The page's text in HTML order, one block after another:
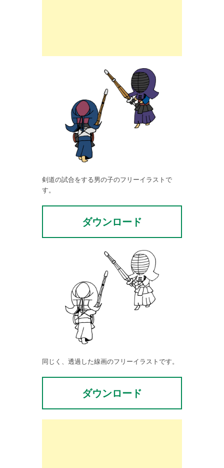
剣道の試合をする男の子のフリーイラストで
す。
ダウンロード
同じく、透過した線画のフリーイラストです。
ダウンロード